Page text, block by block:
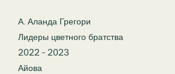
А. Аланда Грегори
Лидеры цветного братства
2022 - 2023